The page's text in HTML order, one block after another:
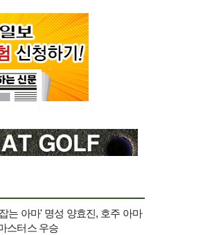
는 아마' 명성 양효진, 호주 아마
스터스 우승